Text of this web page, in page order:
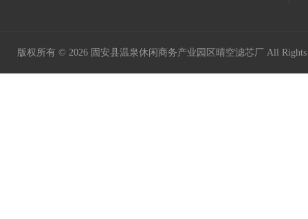
版权所有 © 2026 固安县温泉休闲商务产业园区晴空滤芯厂 All